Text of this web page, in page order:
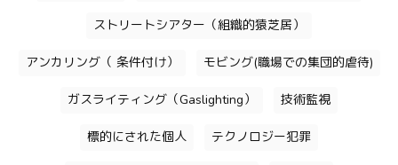
ストリートシアター（組織的猿芝居）
アンカリング（ 条件付け） モビング(職場での集団的虐待)
ガスライティング（Gaslighting） 技術監視
標的にされた個人 テクノロジー犯罪